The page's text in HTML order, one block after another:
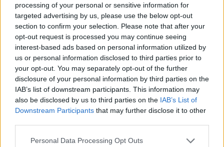
processing of your personal or sensitive information for
targeted advertising by us, please use the below opt-out
section to confirm your selection. Please note that after your
opt-out request is processed you may continue seeing
interest-based ads based on personal information utilized by
us or personal information disclosed to third parties prior to
your opt-out. You may separately opt-out of the further
disclosure of your personal information by third parties on the
IAB’s list of downstream participants. This information may
also be disclosed by us to third parties on the IAB’s List of
Downstream Participants that may further disclose it to other
Personal Data Processing Opt Outs
Fy vad tråkigt, rena mardrömmen ju 🙁 Glitter gå hem
även hos mina tjejer, ju mer desto bättre 😉 Ha en bra
dag! Kramar
jennysmatblogg
Reply toBakverk & Fikastunder 12 år sedan
Ja, bilderna från Pernillas värld var inte riktigt exporterade.
Men det löser sig!